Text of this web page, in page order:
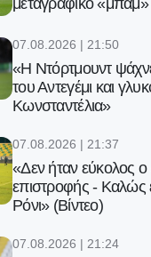
07.08.2026 | 21:50
«Η Ντόρτμουντ
του Αντεγέμι και
Κωνσταντέλια»
07.08.2026 | 21:37
«Δεν ήταν εύκολος
επιστροφής - Καλώς
Ρόνι» (Βίντεο)
07.08.2026 | 21:24